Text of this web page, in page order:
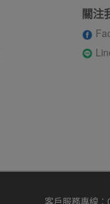
關注
客戶服務專線：